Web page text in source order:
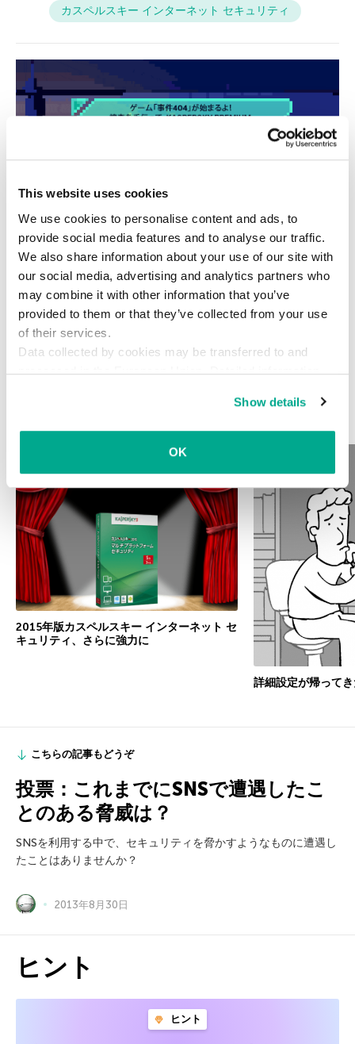
This website uses cookies
We use cookies to personalise content and ads, to
provide social media features and to analyse our traffic.
We also share information about your use of our site with
our social media, advertising and analytics partners who
may combine it with other information that you’ve
provided to them or that they’ve collected from your use
of their services.
Data collected by cookies may be transferred to and
processed in the European Union. Detailed information
Show details
OK
カスペルスキー インターネット セキュリティ
2015年版カスペルスキー インターネット セ
キュリティ、さらに強力に
詳細設定が帰って
こちらの記事もどうぞ
投票：これまでにSNSで遭遇したこ
とのある脅威は？
SNSを利用する中で、セキュリティを脅かすようなものに遭遇し
たことはありませんか？
2013年8月30日
ヒント
ヒント